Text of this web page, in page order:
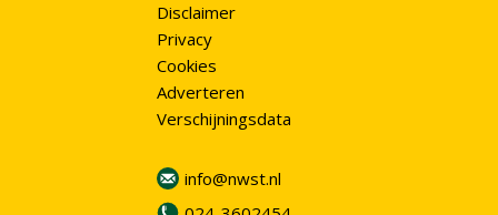
Disclaimer
Privacy
Cookies
Adverteren
Verschijningsdata
info@nwst.nl